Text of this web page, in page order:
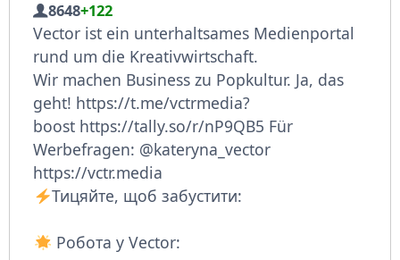
8648+122
Vector ist ein unterhaltsames Medienportal
rund um die Kreativwirtschaft.
Wir machen Business zu Popkultur. Ja, das
geht! https://t.me/vctrmedia?
boost https://tally.so/r/nP9QB5 Für
Werbefragen: @kateryna_vector
https://vctr.media
Тицяйте, щоб забустити:
Робота у Vector: